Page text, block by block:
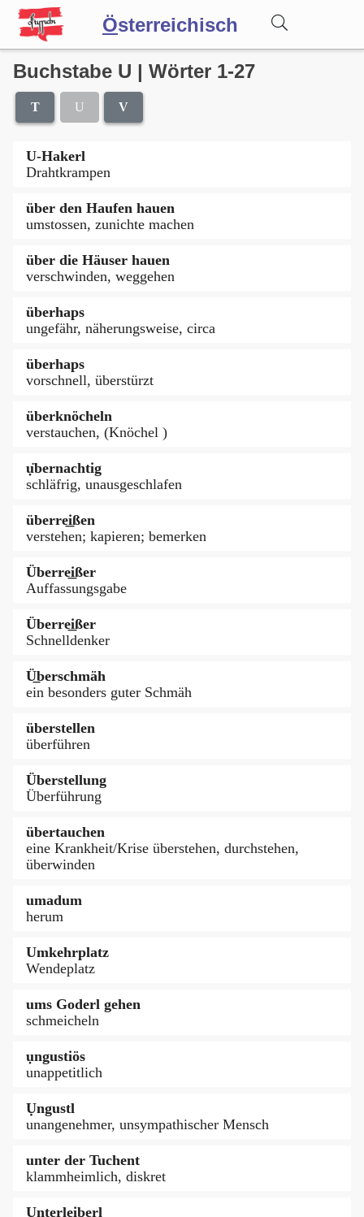
Österreichisch
Wörterbuch
Forum
Blog
Buchstabe U | Wörter 1-27
T U V
U-Hakerl
Drahtkrampen
über den Haufen hauen
umstossen, zunichte machen
über die Häuser hauen
verschwinden, weggehen
überhaps
ungefähr, näherungsweise, circa
überhaps
vorschnell, überstürzt
überknöcheln
verstauchen, (Knöchel )
ụ̈bernachtig
schläfrig, unausgeschlafen
überre͟ißen
verstehen; kapieren; bemerken
Überre͟ißer
Auffassungsgabe
Überre͟ißer
Schnelldenker
Ü̲berschmäh
ein besonders guter Schmäh
überstellen
überführen
Überstellung
Überführung
übertauchen
eine Krankheit/Krise überstehen, durchstehen,
überwinden
umadum
herum
Umkehrplatz
Wendeplatz
ums Goderl gehen
schmeicheln
ụngustiös
unappetitlich
Ụngustl
unangenehmer, unsympathischer Mensch
unter der Tuchent
klammheimlich, diskret
Unterleiberl